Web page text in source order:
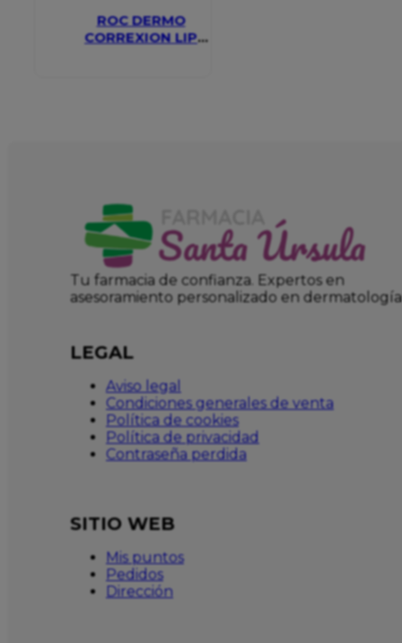
ROC DERMO
CORREXION LIP
Tu farmacia de confianza. Expertos en
asesoramiento personalizado en dermatología
LEGAL
Aviso legal
Condiciones generales de venta
Política de cookies
Política de privacidad
Contraseña perdida
SITIO WEB
Mis puntos
Pedidos
Dirección